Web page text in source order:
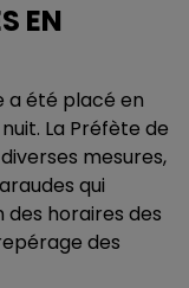
EN
a été placé en
La Préfète de
mesures,
qui
horaires des
des